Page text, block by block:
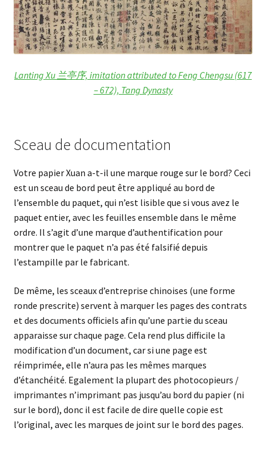
Lanting Xu 兰亭序, imitation attributed to Feng Chengsu (617
– 672), Tang Dynasty
Sceau de documentation
Votre papier Xuan a-t-il une marque rouge sur le bord? Ceci
est un sceau de bord peut être appliqué au bord de
l’ensemble du paquet, qui n’est lisible que si vous avez le
paquet entier, avec les feuilles ensemble dans le même
ordre. Il s’agit d’une marque d’authentification pour
montrer que le paquet n’a pas été falsifié depuis
l’estampille par le fabricant.
De même, les sceaux d’entreprise chinoises (une forme
ronde prescrite) servent à marquer les pages des contrats
et des documents officiels afin qu’une partie du sceau
apparaisse sur chaque page. Cela rend plus difficile la
modification d’un document, car si une page est
réimprimée, elle n’aura pas les mêmes marques
d’étanchéité. Egalement la plupart des photocopieurs /
imprimantes n’imprimant pas jusqu’au bord du papier (ni
sur le bord), donc il est facile de dire quelle copie est
l’original, avec les marques de joint sur le bord des pages.